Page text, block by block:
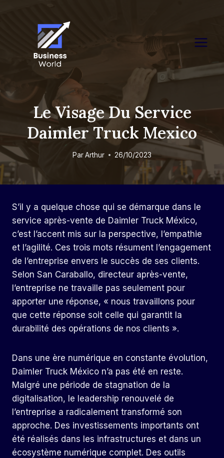
Le Visage Du Service
Daimler Truck Mexico
ParArthur 26/10/2023
S’il y a quelque chose qui se démarque dans le
service après-vente de Daimler Truck México,
c’est l’accent mis sur la perspective, l’empathie
et l’agilité. Ces trois mots résument l’engagement
de l’entreprise envers le succès de ses clients.
Selon San Caraballo, directeur après-vente,
l’entreprise ne travaille pas seulement pour
apporter une réponse, « nous travaillons pour
que cette réponse soit celle qui garantit la
durabilité des opérations de nos clients ».
Dans une ère numérique en constante évolution,
Daimler Truck México n’a pas été en reste.
Malgré une période de stagnation de la
digitalisation, le leadership renouvelé de
l’entreprise a radicalement transformé son
approche. Des investissements importants ont
été réalisés dans les infrastructures et dans un
écosystème numérique complet. Des outils